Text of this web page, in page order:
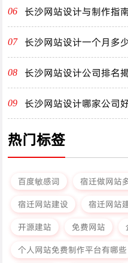
06 长沙网站设计与制作指
07 长沙网站设计一个月多
08 长沙网站设计公司排名
09 长沙网站设计哪家公司
热门标签
百度敏感词 宿迁做网站
宿迁网站建设
宿迁网站
开源建站
免费网站
个人网站免费制作平台有哪些